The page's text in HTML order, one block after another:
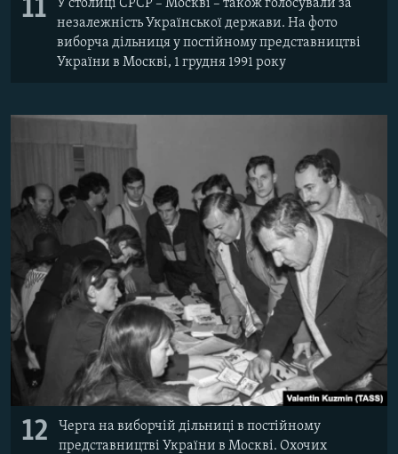
11
У столиці СРСР – Москві – також голосували за
незалежність Української держави. На фото
виборча дільниця у постійному представництві
України в Москві, 1 грудня 1991 року
12
Черга на виборчій дільниці в постійному
представництві України в Москві. Охочих